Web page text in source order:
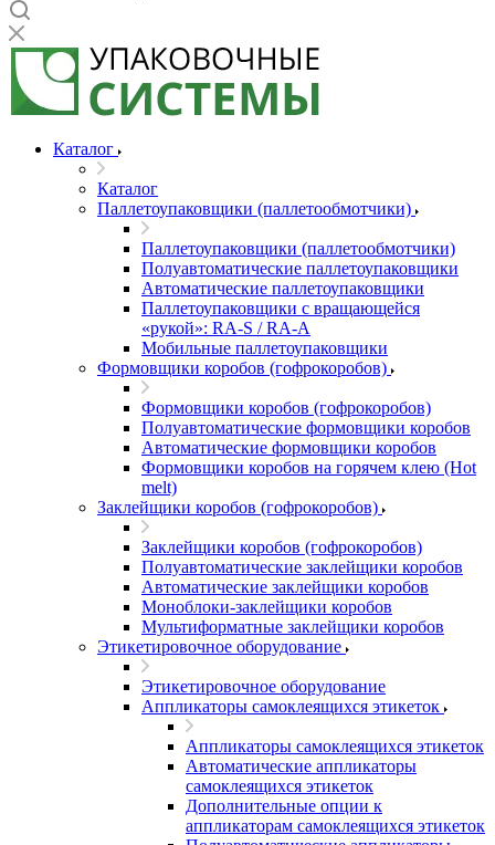
Каталог
Каталог
Паллетоупаковщики (паллетообмотчики)
Паллетоупаковщики (паллетообмотчики)
Полуавтоматические паллетоупаковщики
Автоматические паллетоупаковщики
Паллетоупаковщики с вращающейся
«рукой»: RA-S / RA-A
Мобильные паллетоупаковщики
Формовщики коробов (гофрокоробов)
Формовщики коробов (гофрокоробов)
Полуавтоматические формовщики коробов
Автоматические формовщики коробов
Формовщики коробов на горячем клею (Hot
melt)
Заклейщики коробов (гофрокоробов)
Заклейщики коробов (гофрокоробов)
Полуавтоматические заклейщики коробов
Автоматические заклейщики коробов
Моноблоки-заклейщики коробов
Мультиформатные заклейщики коробов
Этикетировочное оборудование
Этикетировочное оборудование
Аппликаторы самоклеящихся этикеток
Аппликаторы самоклеящихся этикеток
Автоматические аппликаторы
самоклеящихся этикеток
Дополнительные опции к
аппликаторам самоклеящихся этикеток